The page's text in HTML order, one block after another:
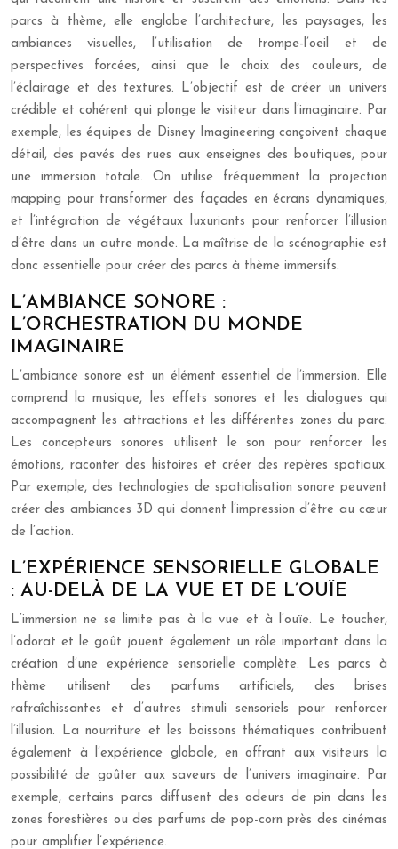
parcs à thème, elle englobe l’architecture, les paysages, les
ambiances visuelles, l’utilisation de trompe-l’oeil et de
perspectives forcées, ainsi que le choix des couleurs, de
l’éclairage et des textures. L’objectif est de créer un univers
crédible et cohérent qui plonge le visiteur dans l’imaginaire. Par
exemple, les équipes de Disney Imagineering conçoivent chaque
détail, des pavés des rues aux enseignes des boutiques, pour
une immersion totale. On utilise fréquemment la projection
mapping pour transformer des façades en écrans dynamiques,
et l’intégration de végétaux luxuriants pour renforcer l’illusion
d’être dans un autre monde. La maîtrise de la scénographie est
donc essentielle pour créer des parcs à thème immersifs.
L’AMBIANCE SONORE :
L’ORCHESTRATION DU MONDE
IMAGINAIRE
L’ambiance sonore est un élément essentiel de l’immersion. Elle
comprend la musique, les effets sonores et les dialogues qui
accompagnent les attractions et les différentes zones du parc.
Les concepteurs sonores utilisent le son pour renforcer les
émotions, raconter des histoires et créer des repères spatiaux.
Par exemple, des technologies de spatialisation sonore peuvent
créer des ambiances 3D qui donnent l’impression d’être au cœur
de l’action.
L’EXPÉRIENCE SENSORIELLE GLOBALE
: AU-DELÀ DE LA VUE ET DE L’OUÏE
L’immersion ne se limite pas à la vue et à l’ouïe. Le toucher,
l’odorat et le goût jouent également un rôle important dans la
création d’une expérience sensorielle complète. Les parcs à
thème utilisent des parfums artificiels, des brises
rafraîchissantes et d’autres stimuli sensoriels pour renforcer
l’illusion. La nourriture et les boissons thématiques contribuent
également à l’expérience globale, en offrant aux visiteurs la
possibilité de goûter aux saveurs de l’univers imaginaire. Par
exemple, certains parcs diffusent des odeurs de pin dans les
zones forestières ou des parfums de pop-corn près des cinémas
pour amplifier l’expérience.